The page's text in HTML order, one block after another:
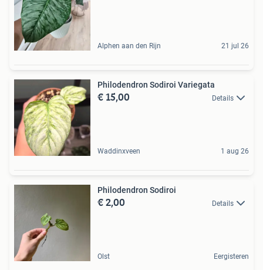
Alphen aan den Rijn 21 jul 26
Philodendron Sodiroi Variegata
€ 15,00 Details
Waddinxveen 1 aug 26
Philodendron Sodiroi
€ 2,00 Details
Olst Eergisteren